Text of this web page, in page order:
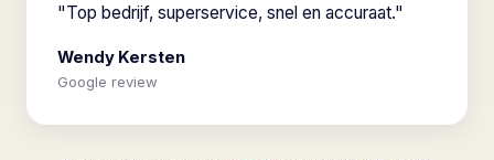
"Top bedrijf, superservice, snel en accuraat."
Wendy Kersten
Google review